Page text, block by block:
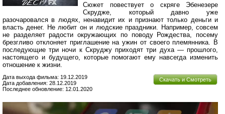
Сюжет повествует о скряге Эбенезере
Скрудже, который давно уже
разочаровался в людях, ненавидит их и признают только деньги и
власть денег. Не любит он и людские праздники. Например, совсем
не разделяет радости окружающих по поводу Рождества, посему
брезгливо отклоняет приглашение на ужин от своего племянника. В
последующие три ночи к Скруджу приходят три духа — прошлого,
настоящего и будущего, которые помогают ему навсегда изменить
отношение к жизни.
Скачать и Смотреть
Дата выхода фильма: 19.12.2019
Дата добавления: 28.12.2019
Последнее обновление: 12.01.2020